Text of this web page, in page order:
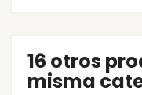
16 otros
misma